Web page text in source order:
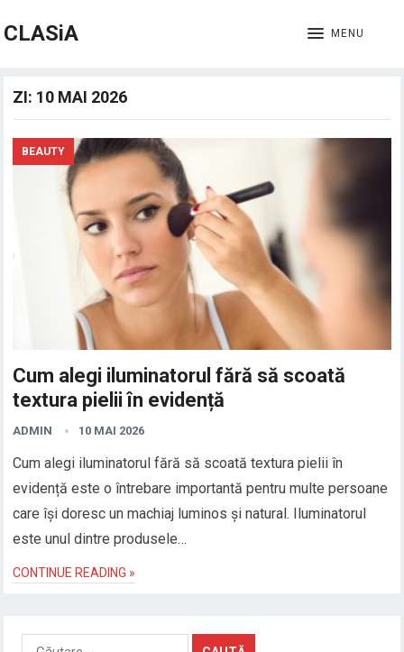
CLASiA MENU
ZI: 10 MAI 2026
BEAUTY
Cum alegi iluminatorul fără să scoată
textura pielii în evidență
ADMIN 10 MAI 2026
Cum alegi iluminatorul fără să scoată textura pielii în
evidență este o întrebare importantă pentru multe persoane
care își doresc un machiaj luminos și natural. Iluminatorul
este unul dintre produsele…
CONTINUE READING »
Caută